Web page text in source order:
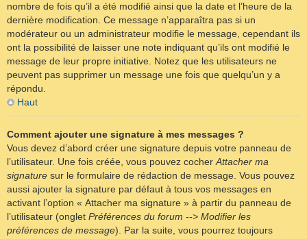
nombre de fois qu’il a été modifié ainsi que la date et l’heure de la
dernière modification. Ce message n’apparaîtra pas si un
modérateur ou un administrateur modifie le message, cependant ils
ont la possibilité de laisser une note indiquant qu’ils ont modifié le
message de leur propre initiative. Notez que les utilisateurs ne
peuvent pas supprimer un message une fois que quelqu’un y a
répondu.
Haut
Comment ajouter une signature à mes messages ?
Vous devez d’abord créer une signature depuis votre panneau de
l’utilisateur. Une fois créée, vous pouvez cocher Attacher ma
signature sur le formulaire de rédaction de message. Vous pouvez
aussi ajouter la signature par défaut à tous vos messages en
activant l’option « Attacher ma signature » à partir du panneau de
l’utilisateur (onglet Préférences du forum --> Modifier les
préférences de message). Par la suite, vous pourrez toujours